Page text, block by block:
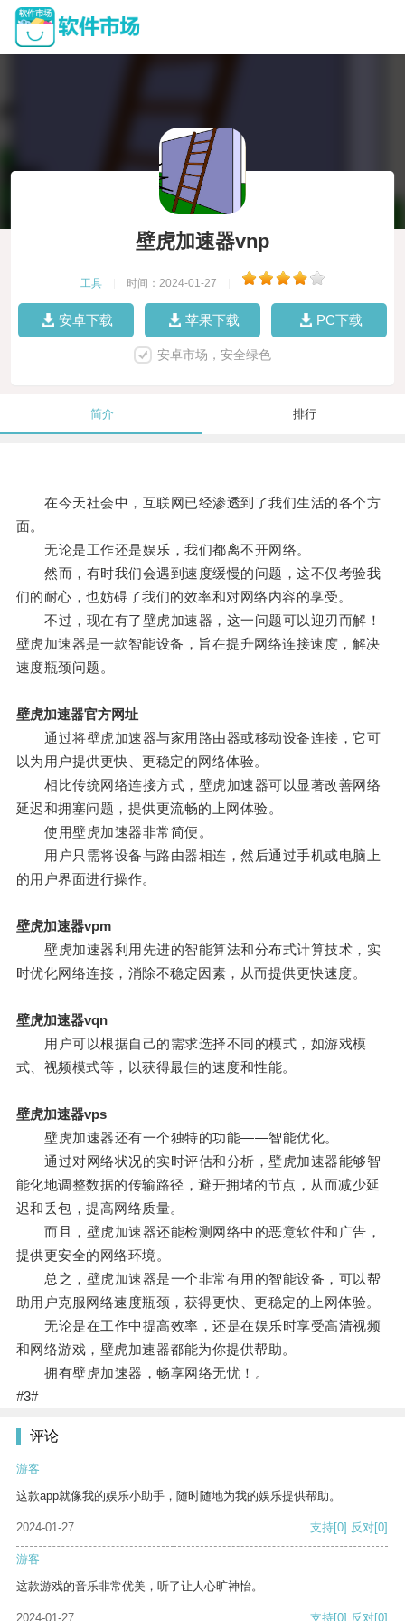
壁虎加速器vnp
工具 时间：2024-01-27
安卓下载 苹果下载 PC下载
安卓市场，安全绿色
简介 排行
在今天社会中，互联网已经渗透到了我们生活的各个方
面。
无论是工作还是娱乐，我们都离不开网络。
然而，有时我们会遇到速度缓慢的问题，这不仅考验我
们的耐心，也妨碍了我们的效率和对网络内容的享受。
不过，现在有了壁虎加速器，这一问题可以迎刃而解！
壁虎加速器是一款智能设备，旨在提升网络连接速度，解决
速度瓶颈问题。
壁虎加速器官方网址
通过将壁虎加速器与家用路由器或移动设备连接，它可
以为用户提供更快、更稳定的网络体验。
相比传统网络连接方式，壁虎加速器可以显著改善网络
延迟和拥塞问题，提供更流畅的上网体验。
使用壁虎加速器非常简便。
用户只需将设备与路由器相连，然后通过手机或电脑上
的用户界面进行操作。
壁虎加速器vpm
壁虎加速器利用先进的智能算法和分布式计算技术，实
时优化网络连接，消除不稳定因素，从而提供更快速度。
壁虎加速器vqn
用户可以根据自己的需求选择不同的模式，如游戏模
式、视频模式等，以获得最佳的速度和性能。
壁虎加速器vps
壁虎加速器还有一个独特的功能——智能优化。
通过对网络状况的实时评估和分析，壁虎加速器能够智
能化地调整数据的传输路径，避开拥堵的节点，从而减少延
迟和丢包，提高网络质量。
而且，壁虎加速器还能检测网络中的恶意软件和广告，
提供更安全的网络环境。
总之，壁虎加速器是一个非常有用的智能设备，可以帮
助用户克服网络速度瓶颈，获得更快、更稳定的上网体验。
无论是在工作中提高效率，还是在娱乐时享受高清视频
和网络游戏，壁虎加速器都能为你提供帮助。
拥有壁虎加速器，畅享网络无忧！。
#3#
评论
游客
这款app就像我的娱乐小助手，随时随地为我的娱乐提供帮助。
2024-01-27 支持[0] 反对[0]
游客
这款游戏的音乐非常优美，听了让人心旷神怡。
2024-01-27 支持[0] 反对[0]